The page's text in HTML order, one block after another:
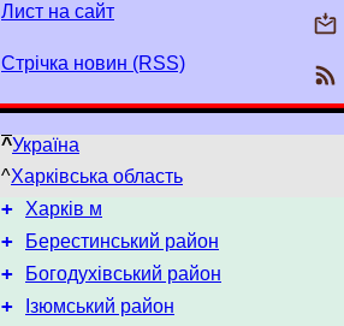
Лист на сайт
Стрічка новин (RSS)
^Україна
^Харківська область
+ Харків м
+ Берестинський район
+ Богодухівський район
+ Ізюмський район